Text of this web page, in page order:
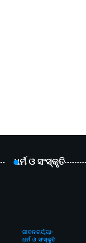
ଧର୍ମ ଓ ସଂସ୍କୃତି
ଜୀବନଚର୍ଯ୍ୟା
ଧର୍ମ ଓ ସଂସ୍କୃତି